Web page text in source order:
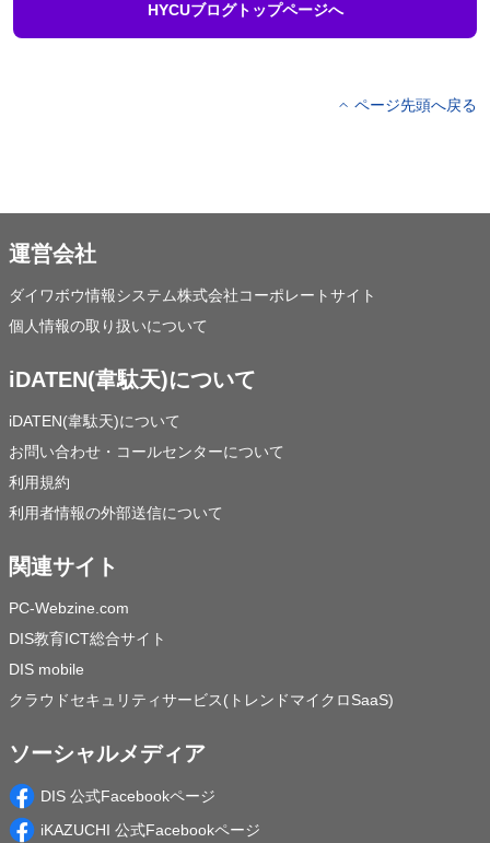
HYCUブログトップページへ
ページ先頭へ戻る
運営会社
ダイワボウ情報システム株式会社コーポレートサイト
個人情報の取り扱いについて
iDATEN(韋駄天)について
iDATEN(韋駄天)について
お問い合わせ・コールセンターについて
利用規約
利用者情報の外部送信について
関連サイト
PC-Webzine.com
DIS教育ICT総合サイト
DIS mobile
クラウドセキュリティサービス(トレンドマイクロSaaS)
ソーシャルメディア
DIS 公式Facebookページ
iKAZUCHI 公式Facebookページ